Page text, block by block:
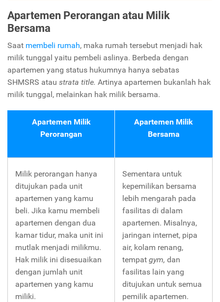
Apartemen Perorangan atau Milik
Bersama
Saat membeli rumah, maka rumah tersebut menjadi hak
milik tunggal yaitu pembeli aslinya. Berbeda dengan
apartemen yang status hukumnya hanya sebatas
SHMSRS atau strata title. Artinya apartemen bukanlah hak
milik tunggal, melainkan hak milik bersama.
Apartemen Milik
Perorangan
Apartemen Milik
Bersama
Milik perorangan hanya
ditujukan pada unit
apartemen yang kamu
beli. Jika kamu membeli
apartemen dengan dua
kamar tidur, maka unit ini
mutlak menjadi milikmu.
Hak milik ini disesuaikan
dengan jumlah unit
apartemen yang kamu
miliki.
Sementara untuk
kepemilikan bersama
lebih mengarah pada
fasilitas di dalam
apartemen. Misalnya,
jaringan internet, pipa
air, kolam renang,
tempat gym, dan
fasilitas lain yang
ditujukan untuk semua
pemilik apartemen.